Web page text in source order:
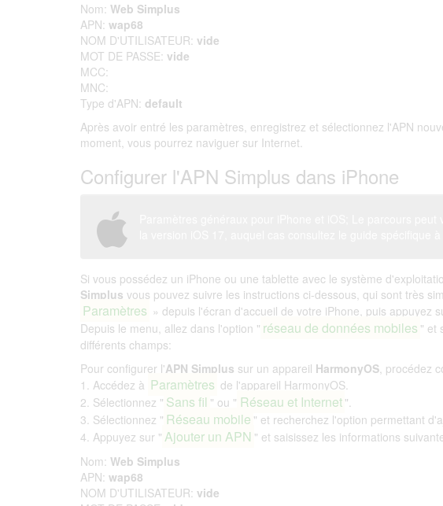
Nom: Web Simplus
APN: wap68
NOM D'UTILISATEUR: vide
MOT DE PASSE: vide
MCC:
MNC:
Type d'APN: default
Après avoir entré les paramètres, enregistrez et sélectionnez l'APN
moment, vous pourrez naviguer sur Internet.
Configurer l'APN Simplus dans iPhone
Si vous possédez un iPhone ou une tablette avec le système
Simplus vous pouvez suivre les instructions ci-dessous, qui sont très
Paramètres » depuis l'écran d'accueil de votre iPhone, puis appuyez
Depuis le menu, allez dans l'option " réseau de données mobiles " et
différents champs:
Pour configurer l'APN Simplus sur un appareil HarmonyOS, procédez
1. Accédez à Paramètres de l'appareil HarmonyOS.
2. Sélectionnez " Sans fil " ou " Réseau et Internet ".
3. Sélectionnez " Réseau mobile " et recherchez l'option permettant
4. Appuyez sur " Ajouter un APN " et saisissez les informations
Nom: Web Simplus
APN: wap68
NOM D'UTILISATEUR: vide